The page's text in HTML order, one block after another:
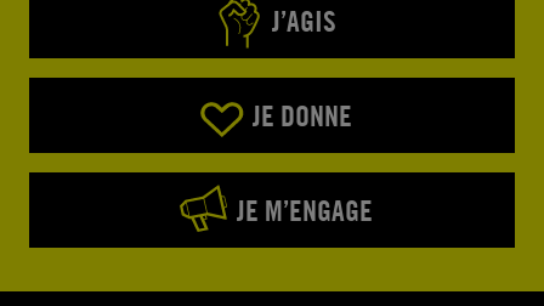
J’AGIS
JE DONNE
JE M’ENGAGE